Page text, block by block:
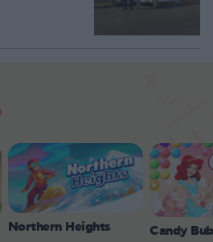
Northern Heights Candy